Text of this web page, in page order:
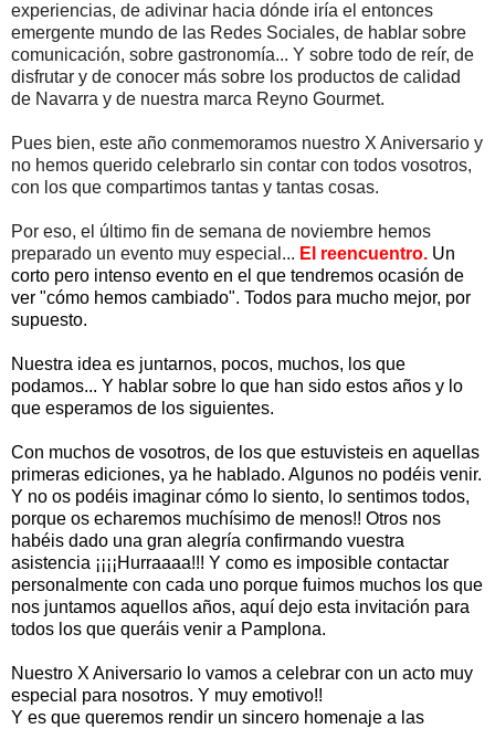
experiencias, de adivinar hacia dónde iría el entonces
emergente mundo de las Redes Sociales, de hablar sobre
comunicación, sobre gastronomía... Y sobre todo de reír, de
disfrutar y de conocer más sobre los productos de calidad
de Navarra y de nuestra marca Reyno Gourmet.
Pues bien, este año conmemoramos nuestro X Aniversario y
no hemos querido celebrarlo sin contar con todos vosotros,
con los que compartimos tantas y tantas cosas.
Por eso, el último fin de semana de noviembre hemos
preparado un evento muy especial... El reencuentro. Un
corto pero intenso evento en el que tendremos ocasión de
ver "cómo hemos cambiado". Todos para mucho mejor, por
supuesto.
Nuestra idea es juntarnos, pocos, muchos, los que
podamos... Y hablar sobre lo que han sido estos años y lo
que esperamos de los siguientes.
Con muchos de vosotros, de los que estuvisteis en aquellas
primeras ediciones, ya he hablado. Algunos no podéis venir.
Y no os podéis imaginar cómo lo siento, lo sentimos todos,
porque os echaremos muchísimo de menos!! Otros nos
habéis dado una gran alegría confirmando vuestra
asistencia ¡¡¡¡Hurraaaa!!! Y como es imposible contactar
personalmente con cada uno porque fuimos muchos los que
nos juntamos aquellos años, aquí dejo esta invitación para
todos los que queráis venir a Pamplona.
Nuestro X Aniversario lo vamos a celebrar con un acto muy
especial para nosotros. Y muy emotivo!!
Y es que queremos rendir un sincero homenaje a las